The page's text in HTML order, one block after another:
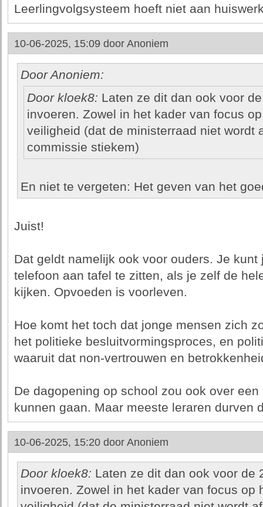
Leerlingvolgsysteem hoeft niet aan
10-06-2025, 15:09 door Anoniem
Door Anoniem:
Door kloek8: Laten ze dit dan ook voor
invoeren. Zowel in het kader van focus
veiligheid (dat de ministerraad niet wordt
commissie stiekem)
En niet te vergeten: Het geven van het
Juist!
Dat geldt namelijk ook voor ouders. Je
telefoon aan tafel te zitten, als je zelf de
kijken. Opvoeden is voorleven.
Hoe komt het toch dat jonge mensen zich
het politieke besluitvormingsproces, en
waaruit dat non-vertrouwen en
De dagopening op school zou ook over
kunnen gaan. Maar meeste leraren durven
10-06-2025, 15:20 door Anoniem
Door kloek8: Laten ze dit dan ook voor de
invoeren. Zowel in het kader van focus op